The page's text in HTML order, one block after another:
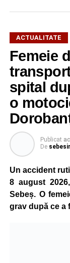
nevătămat,
Pentru
importantă,
unei persoane
„Pentru noi,
reprezentanții
Ultimele
ACTUALITATE
Femeie
spital
o
Publicat
De
Un accident
8 august
Sebeș. O
grav după ce a